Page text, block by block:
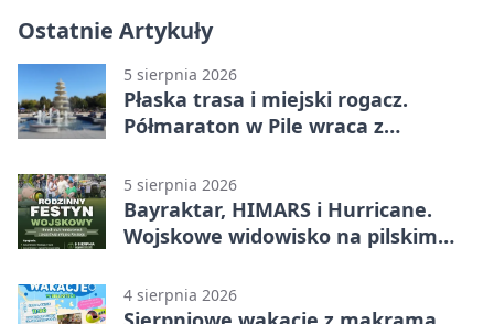
Ostatnie Artykuły
5 sierpnia 2026
Płaska trasa i miejski rogacz.
Półmaraton w Pile wraca z
5 sierpnia 2026
Bayraktar, HIMARS i Hurricane.
Wojskowe widowisko na pilskim
4 sierpnia 2026